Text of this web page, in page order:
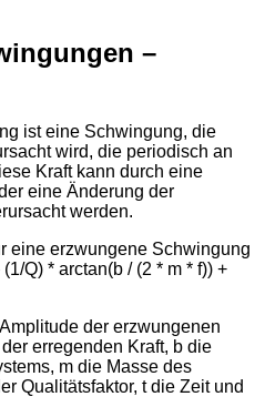
–
ist eine Schwingung, die
wird, die periodisch an
Kraft kann durch eine
eine Änderung der
werden.
eine erzwungene Schwingung
Q) * arctan(b / (2 * m * f)) +
der erzwungenen
erregenden Kraft, b die
m die Masse des
Qualitätsfaktor, t die Zeit und